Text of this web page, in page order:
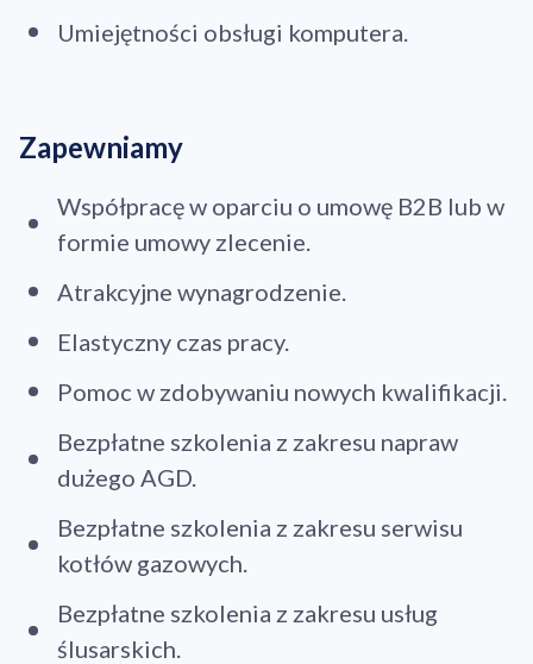
Umiejętności obsługi komputera.
Zapewniamy
Współpracę w oparciu o umowę B2B lub w
formie umowy zlecenie.
Atrakcyjne wynagrodzenie.
Elastyczny czas pracy.
Pomoc w zdobywaniu nowych kwalifikacji.
Bezpłatne szkolenia z zakresu napraw
dużego AGD.
Bezpłatne szkolenia z zakresu serwisu
kotłów gazowych.
Bezpłatne szkolenia z zakresu usług
ślusarskich.